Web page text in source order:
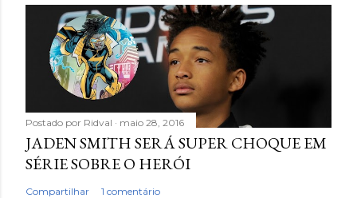
Postado por Ridval maio 28, 2016
JADEN SMITH SERÁ SUPER CHOQUE EM
SÉRIE SOBRE O HERÓI
Compartilhar 1 comentário